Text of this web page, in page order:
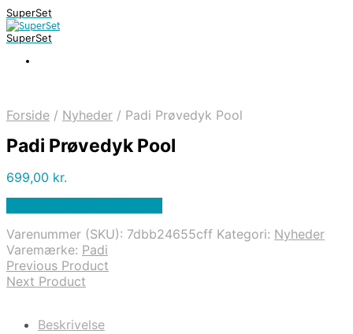
SuperSet
SuperSet
Forside / Nyheder / Padi Prøvedyk Pool
Padi Prøvedyk Pool
699,00 kr.
Varenummer (SKU): 7dbb24655cff Kategori: Nyheder
Varemærke: Padi
Previous Product
Next Product
Beskrivelse